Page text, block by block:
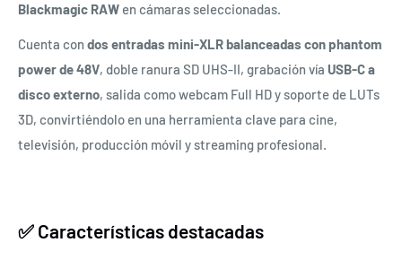
Blackmagic RAW en cámaras seleccionadas.
Cuenta con dos entradas mini-XLR balanceadas con phantom
power de 48V, doble ranura SD UHS-II, grabación vía USB-C a
disco externo, salida como webcam Full HD y soporte de LUTs
3D, convirtiéndolo en una herramienta clave para cine,
televisión, producción móvil y streaming profesional.
✅ Características destacadas